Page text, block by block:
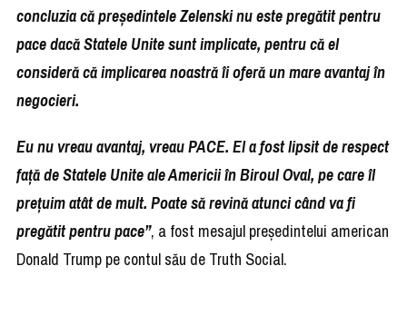
concluzia că președintele Zelenski nu este pregătit pentru
pace dacă Statele Unite sunt implicate, pentru că el
consideră că implicarea noastră îi oferă un mare avantaj în
negocieri.
Eu nu vreau avantaj, vreau PACE. El a fost lipsit de respect
față de Statele Unite ale Americii în Biroul Oval, pe care îl
prețuim atât de mult. Poate să revină atunci când va fi
pregătit pentru pace”, a fost mesajul președintelui american
Donald Trump pe contul său de Truth Social.